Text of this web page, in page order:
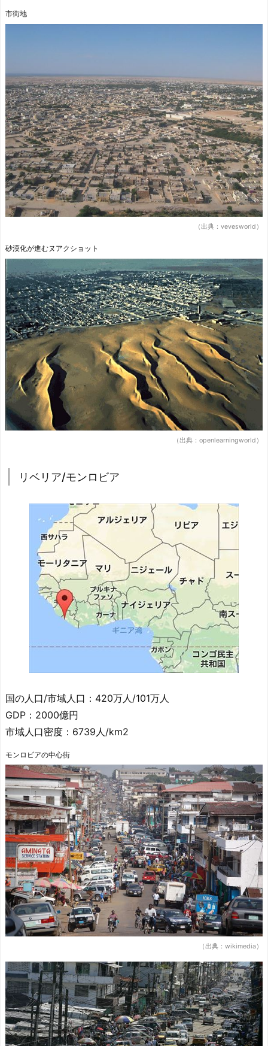
市街地
（出典：vevesworld）
砂漠化が進むヌアクショット
（出典：openlearningworld）
リベリア/モンロビア
国の人口/市域人口：420万人/101万人
GDP：2000億円
市域人口密度：6739人/km2
モンロビアの中心街
（出典：wikimedia）